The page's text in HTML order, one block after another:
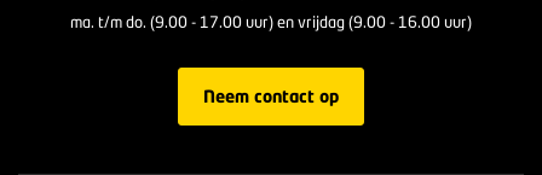
ma. t/m do. (9.00 - 17.00 uur) en vrijdag (9.00 - 16.00 uur)
Neem contact op